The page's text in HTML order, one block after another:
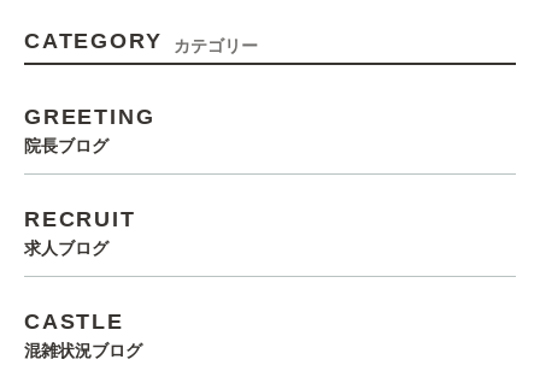
CATEGORY カテゴリー
GREETING
院長ブログ
RECRUIT
求人ブログ
CASTLE
混雑状況ブログ